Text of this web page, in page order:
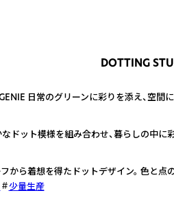
DOTTING
日常のグリーンに彩りを添え、空間
ドット模様を組み合わせ、暮らしの中に
から着想を得たドットデザイン。 色と点
少量生産